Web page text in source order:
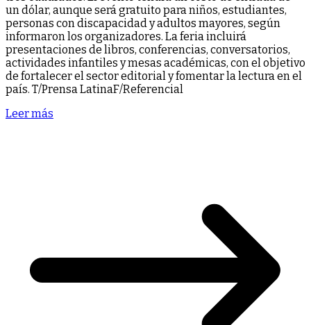
un dólar, aunque será gratuito para niños, estudiantes,
personas con discapacidad y adultos mayores, según
informaron los organizadores. La feria incluirá
presentaciones de libros, conferencias, conversatorios,
actividades infantiles y mesas académicas, con el objetivo
de fortalecer el sector editorial y fomentar la lectura en el
país. T/Prensa LatinaF/Referencial
Leer más